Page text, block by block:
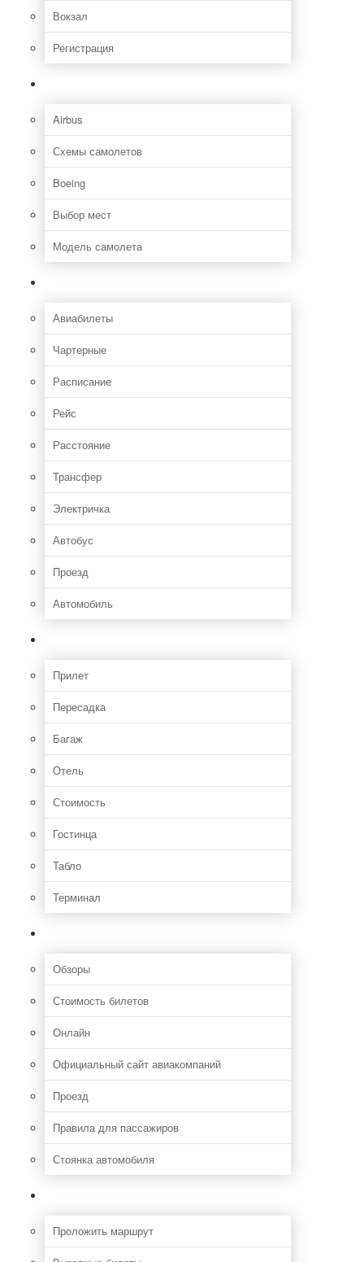
Вокзал
Регистрация
Airbus
Схемы самолетов
Boeing
Выбор мест
Модель самолета
Авиабилеты
Чартерные
Расписание
Рейс
Расстояние
Трансфер
Электричка
Автобус
Проезд
Автомобиль
Прилет
Пересадка
Багаж
Отель
Стоимость
Гостинца
Табло
Терминал
Обзоры
Стоимость билетов
Онлайн
Официальный сайт авиакомпаний
Проезд
Правила для пассажиров
Стоянка автомобиля
Проложить маршрут